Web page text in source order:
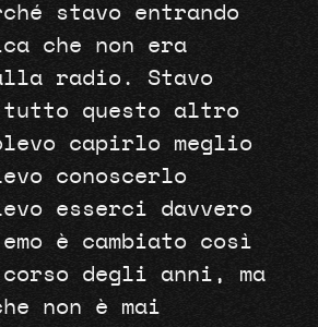
stavo entrando
che non era
radio. Stavo
tutto questo altro
capirlo meglio
conoscerlo
esserci davvero
è cambiato così
degli anni, ma
non è mai